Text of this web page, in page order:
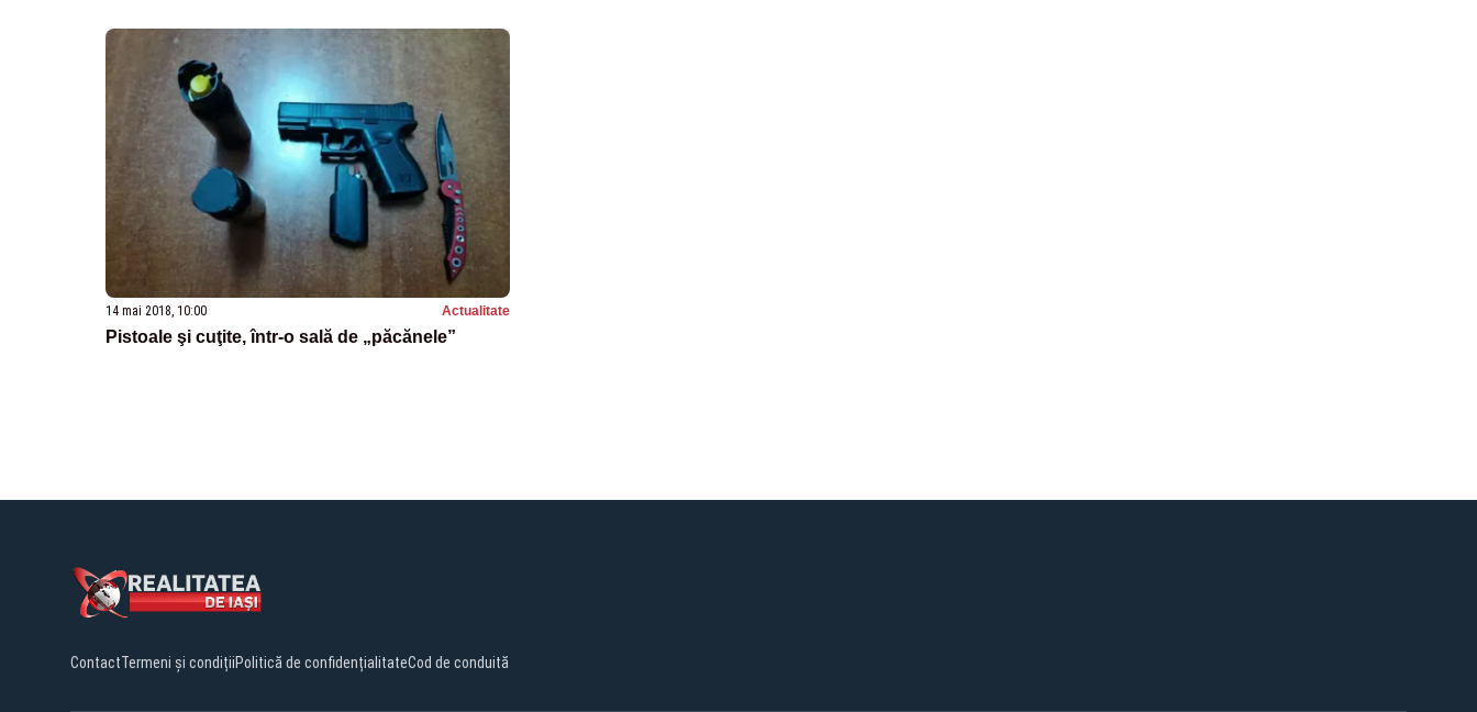
14 mai 2018, 10:00 Actualitate
Pistoale şi cuţite, într-o sală de „păcănele”
ContactTermeni și condițiiPolitică de confidențialitateCod de conduită